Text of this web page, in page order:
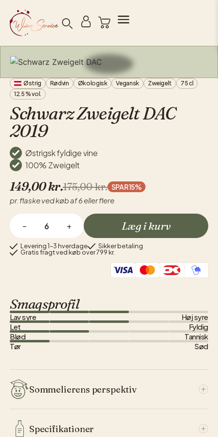
Søg
Østrig Rødvin Økologisk Vegansk Zweigelt
75 cl
12.5 % vol.
Schwarz Zweigelt DAC
2019
Østrigsk fyldige vine
100% Zweigelt
149,00kr.175,00kr. SPAR 15%
pr. flaske ved køb af 6 eller flere
− + Læg i kurv
Levering 1–3 hverdage
Sikker betaling
Gratis fragt ved køb over 799 kr.
Smagsprofil
Lav syre
Høj syre
Let
Fyldig
Blød
Tannisk
Tør
Sød
Sommelierens perspektiv
Østrig, – nærmere byen Salzburg, hvor de smukke
Specifikationer